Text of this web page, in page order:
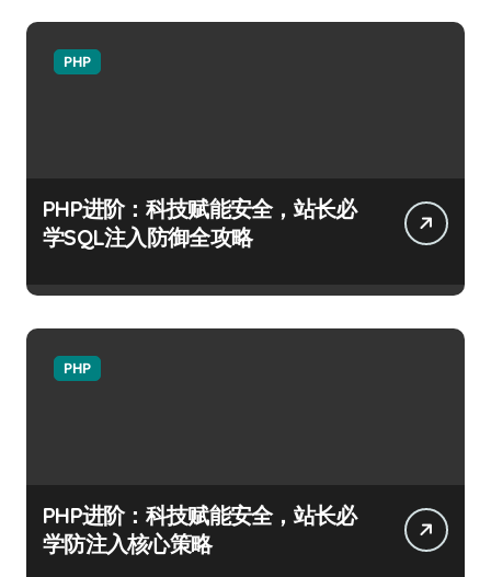
PHP
PHP进阶：科技赋能安全，站长必
学SQL注入防御全攻略
PHP
PHP进阶：科技赋能安全，站长必
学防注入核心策略